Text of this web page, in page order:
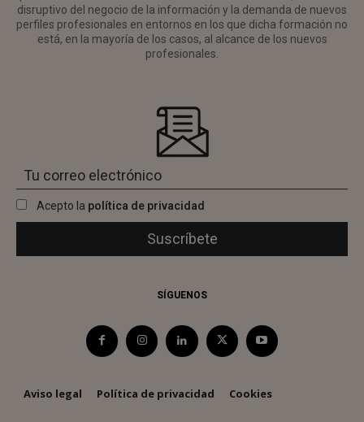
disruptivo del negocio de la información y la demanda de nuevos
perfiles profesionales en entornos en los que dicha formación no
está, en la mayoría de los casos, al alcance de los nuevos
profesionales.
Acepto la política de privacidad
SÍGUENOS
Aviso legal Política de privacidad Cookies